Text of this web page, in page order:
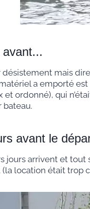
désistement mais
a emporté
et ordonné), qui
bateau.
avant le
jours arrivent et tout
location était trop